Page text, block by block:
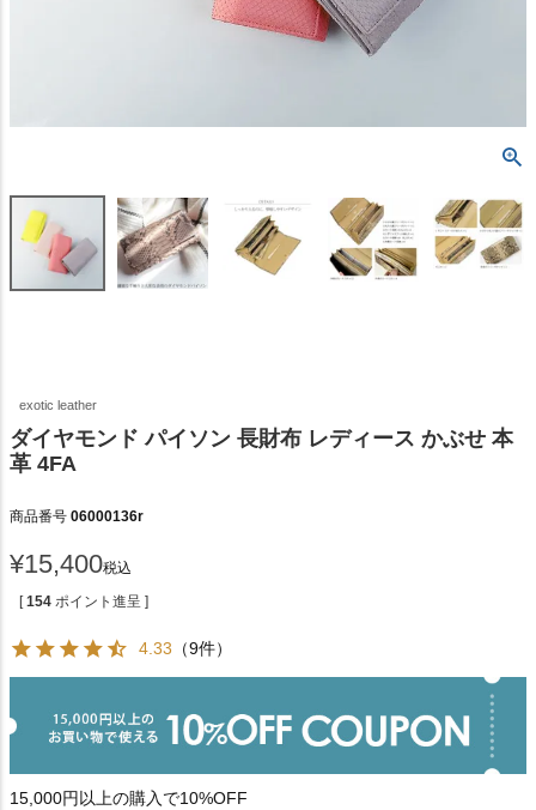
exotic leather
ダイヤモンド パイソン 長財布 レディース かぶせ 本
革 4FA
商品番号 06000136r
¥15,400税込
[ 154 ポイント進呈 ]
4.33 （9件）
15,000円以上の購入で10%OFF